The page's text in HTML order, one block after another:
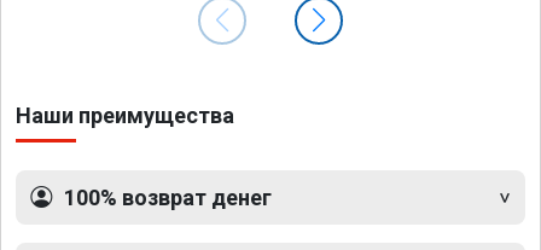
Наши преимущества
100% возврат денег